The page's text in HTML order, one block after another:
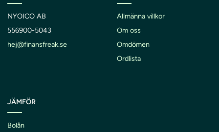
NYOICO AB
556900-5043
hej@finansfreak.se
Allmänna villkor
Om oss
Omdömen
Ordlista
JÄMFÖR
Bolån